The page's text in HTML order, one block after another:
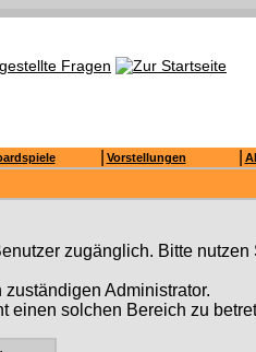
Vorstellungen
zugänglich. Bitte
Administrator.
einen solchen Bereich zu